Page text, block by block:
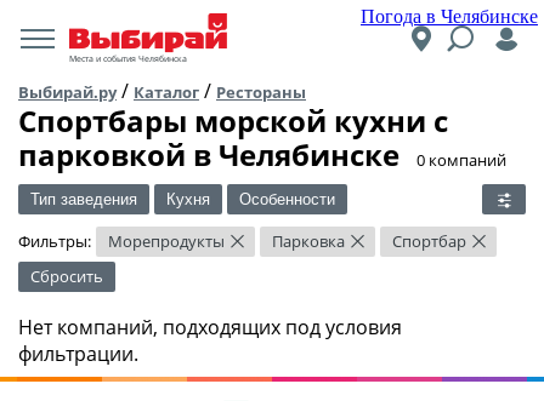
Погода в Челябинске
Места и события Челябинска
Выбирай.ру/ Каталог / Рестораны
Спортбары морской кухни c
парковкой в Челябинске
​0 компаний
Тип заведения Кухня Особенности
Фильтры: Морепродукты × Парковка × Спортбар ×
Сбросить
Нет компаний, подходящих под условия
фильтрации.